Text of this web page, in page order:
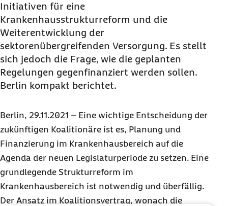
Initiativen für eine
Krankenhausstrukturreform und die
Weiterentwicklung der
sektorenübergreifenden Versorgung. Es stellt
sich jedoch die Frage, wie die geplanten
Regelungen gegenfinanziert werden sollen.
Berlin kompakt berichtet.
Berlin, 29.11.2021 – Eine wichtige Entscheidung der
zukünftigen Koalitionäre ist es, Planung und
Finanzierung im Krankenhausbereich auf die
Agenda der neuen Legislaturperiode zu setzen. Eine
grundlegende Strukturreform im
Krankenhausbereich ist notwendig und überfällig.
Der Ansatz im Koalitionsvertrag, wonach die